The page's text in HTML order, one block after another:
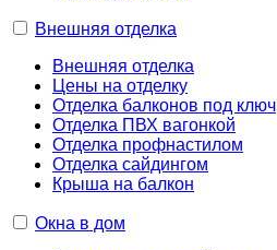
Внешняя отделка
Внешняя отделка
Цены на отделку
Отделка балконов под ключ
Отделка ПВХ вагонкой
Отделка профнастилом
Отделка сайдингом
Крыша на балкон
Окна в дом